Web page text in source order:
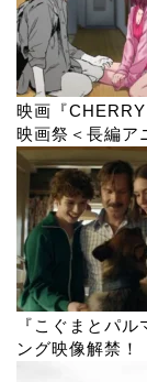
映画『
映画祭＜長編ア
『こぐまとパ
ング映像解禁！